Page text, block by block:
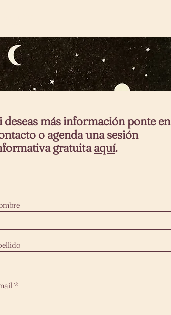
deseas más información ponte en
o agenda una sesión
gratuitaaquí.